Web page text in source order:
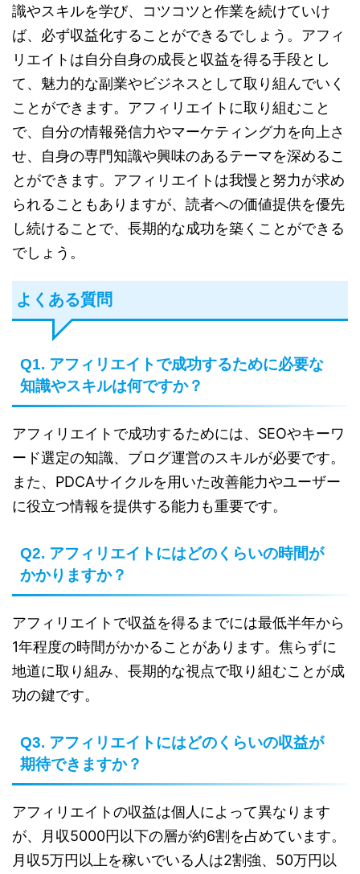
識やスキルを学び、コツコツと作業を続けていけ
ば、必ず収益化することができるでしょう。アフィ
リエイトは自分自身の成長と収益を得る手段とし
て、魅力的な副業やビジネスとして取り組んでいく
ことができます。アフィリエイトに取り組むこと
で、自分の情報発信力やマーケティング力を向上さ
せ、自身の専門知識や興味のあるテーマを深めるこ
とができます。アフィリエイトは我慢と努力が求め
られることもありますが、読者への価値提供を優先
し続けることで、長期的な成功を築くことができる
でしょう。
よくある質問
Q1. アフィリエイトで成功するために必要な
知識やスキルは何ですか？
アフィリエイトで成功するためには、SEOやキーワ
ード選定の知識、ブログ運営のスキルが必要です。
また、PDCAサイクルを用いた改善能力やユーザー
に役立つ情報を提供する能力も重要です。
Q2. アフィリエイトにはどのくらいの時間が
かかりますか？
アフィリエイトで収益を得るまでには最低半年から
1年程度の時間がかかることがあります。焦らずに
地道に取り組み、長期的な視点で取り組むことが成
功の鍵です。
Q3. アフィリエイトにはどのくらいの収益が
期待できますか？
アフィリエイトの収益は個人によって異なります
が、月収5000円以下の層が約6割を占めています。
月収5万円以上を稼いでいる人は2割強、50万円以